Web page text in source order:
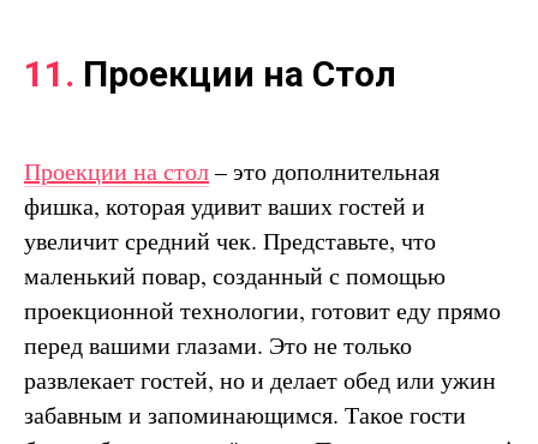
11. Проекции на Стол
Проекции на стол– это дополнительная
фишка, которая удивит ваших гостей и
увеличит средний чек. Представьте, что
маленький повар, созданный с помощью
проекционной технологии, готовит еду прямо
перед вашими глазами. Это не только
развлекает гостей, но и делает обед или ужин
забавным и запоминающимся. Такое гости